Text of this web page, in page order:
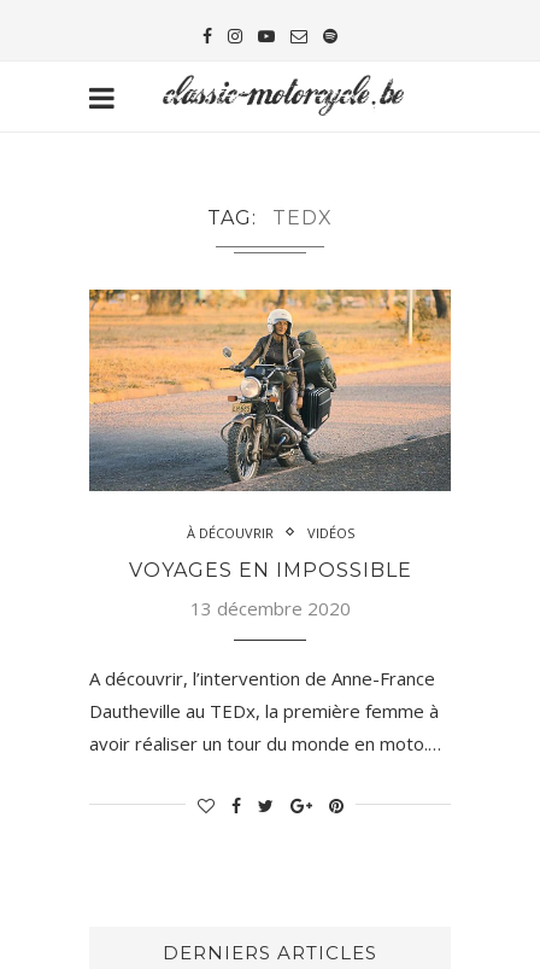
TAG TEDX
À DÉCOUVRIR VIDÉOS
VOYAGES EN IMPOSSIBLE
13 décembre 2020
A découvrir, l’intervention de Anne-France
Dautheville au TEDx, la première femme à
avoir réaliser un tour du monde en moto.…
DERNIERS ARTICLES